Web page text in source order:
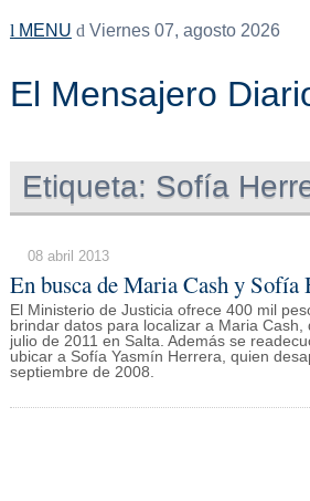
MENU Viernes 07, agosto 2026
El Mensajero
Etiqueta: Sofía
08 abril 2013
En busca de Maria Cash y Sofía
El Ministerio de Justicia ofrece 400 mil
brindar datos para localizar a Maria Cash,
julio de 2011 en Salta. Además se
ubicar a Sofía Yasmín Herrera, quien
septiembre de 2008.